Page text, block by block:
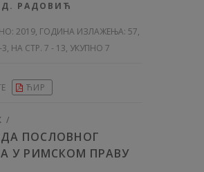
Д. РАДОВИЋ
2019, ГОДИНА ИЗЛАЖЕЊА: 57,
НА СТР. 7 - 13, УКУПНО 7
ЋИР
/
ПОСЛОВНОГ
У РИМСКОМ ПРАВУ